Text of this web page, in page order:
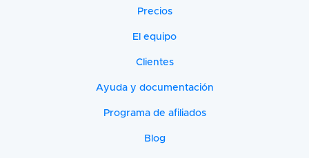
Precios
El equipo
Clientes
Ayuda y documentación
Programa de afiliados
Blog